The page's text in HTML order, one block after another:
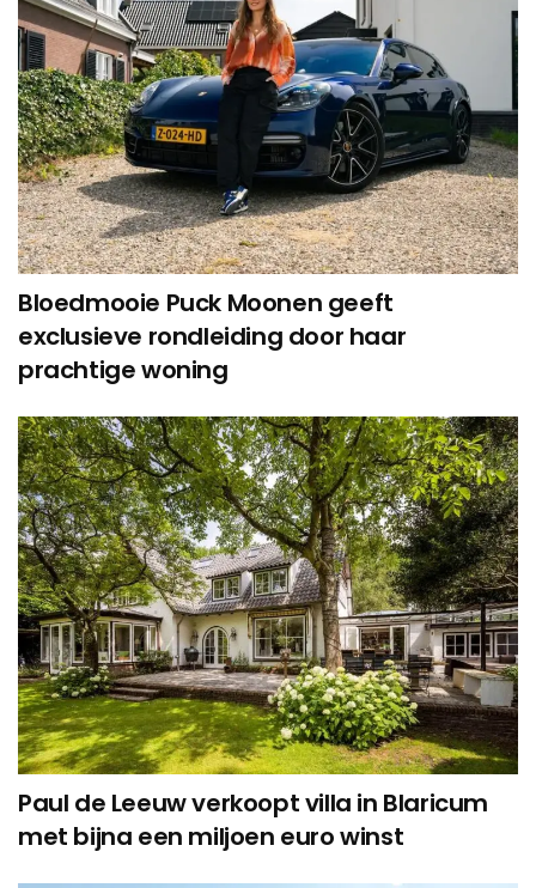
Bloedmooie Puck Moonen geeft
exclusieve rondleiding door haar
prachtige woning
Paul de Leeuw verkoopt villa in Blaricum
met bijna een miljoen euro winst